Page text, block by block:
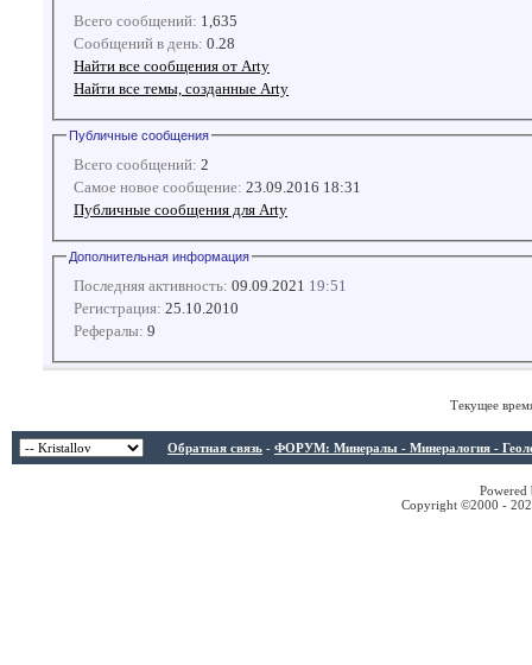
Всего сообщений: 1,635
Сообщений в день: 0.28
Найти все сообщения от Arty
Найти все темы, созданные Arty
Публичные сообщения
Всего сообщений: 2
Самое новое сообщение: 23.09.2016 18:31
Публичные сообщения для Arty
Дополнительная информация
Последняя активность: 09.09.2021 19:51
Регистрация: 25.10.2010
Рефералы: 9
Текущее
Обратная связь - ФОРУМ: Минералы - Минералогия -
Copyright ©2000 -